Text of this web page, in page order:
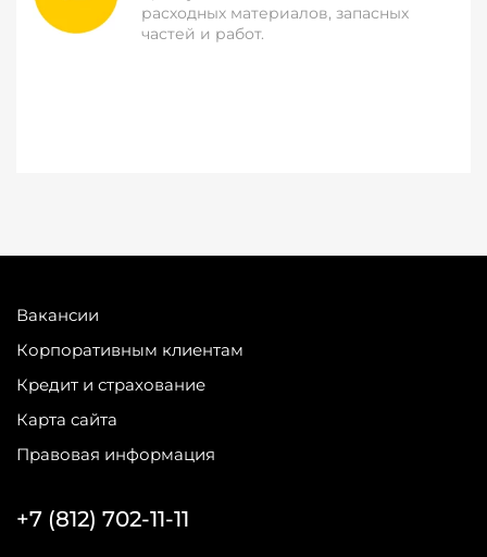
расходных материалов, запасных
частей и работ.
Вакансии
Корпоративным клиентам
Кредит и страхование
Карта сайта
Правовая информация
+7 (812) 702-11-11